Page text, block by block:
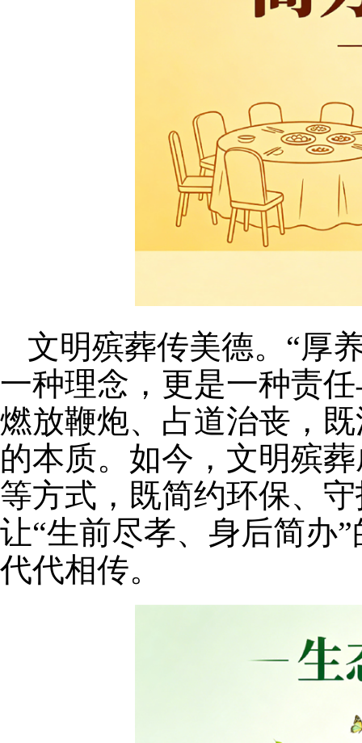
文明殡葬传美德。“厚
一种理念，更是一种责
燃放鞭炮、占道治丧，
的本质。如今，文明殡
等方式，既简约环保、
让“生前尽孝、身后简办
代代相传。